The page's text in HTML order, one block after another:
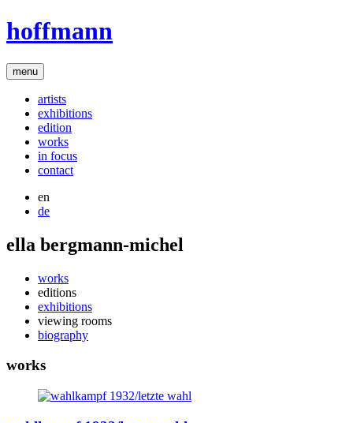
hoffmann
menu
artists
exhibitions
edition
works
in focus
contact
en
de
ella bergmann-michel
works
editions
exhibitions
viewing rooms
biography
works